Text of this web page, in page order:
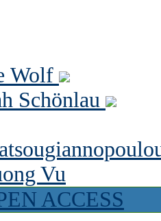
Wolf
Schönlau
Vu
ACCESS